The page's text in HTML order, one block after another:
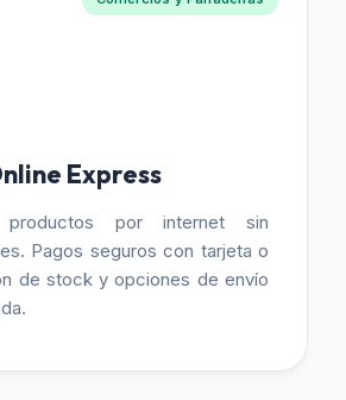
Express
por internet sin
Pagos seguros con tarjeta o
de stock y opciones de envío